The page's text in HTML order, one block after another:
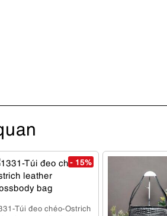
- 15%
Túi đeo chéo-Ostrich